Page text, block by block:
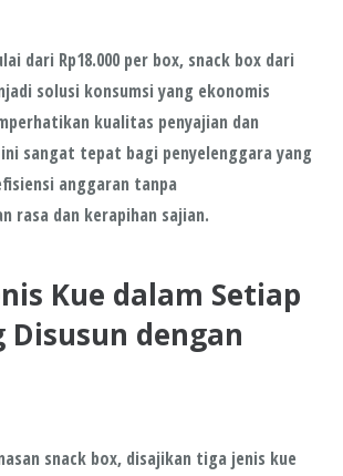
dari Rp18.000 per box, snack box dari
solusi konsumsi yang ekonomis
kualitas penyajian dan
sangat tepat bagi penyelenggara yang
anggaran tanpa
rasa dan kerapihan sajian.
Kue dalam Setiap
Disusun dengan
snack box, disajikan tiga jenis kue